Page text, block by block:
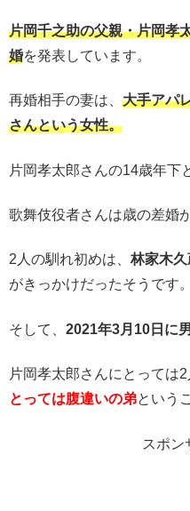
片岡千之助の父親・片岡孝
婚を発表しています。
再婚相手の妻は、 大手アパ
さんという女性。
片岡孝太郎さんの14歳年下
歌舞伎役者さんは歳の差婚
2人の馴れ初めは、 林家木
がきっかけだったそうです。
そして、 2021年3月10日に
片岡孝太郎さんにとっては2
とっては腹違いの弟という
スポン